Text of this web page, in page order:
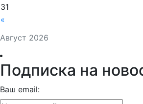
Август 2026
«
31
Подписка на
Ваш email: